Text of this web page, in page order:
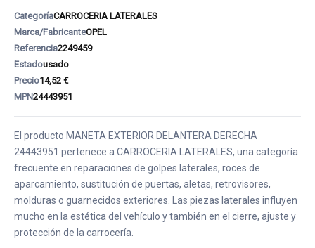
CategoríaCARROCERIA LATERALES
Marca/FabricanteOPEL
Referencia2249459
Estadousado
Precio14,52 €
MPN24443951
El producto MANETA EXTERIOR DELANTERA DERECHA
24443951 pertenece a CARROCERIA LATERALES, una categoría
frecuente en reparaciones de golpes laterales, roces de
aparcamiento, sustitución de puertas, aletas, retrovisores,
molduras o guarnecidos exteriores. Las piezas laterales influyen
mucho en la estética del vehículo y también en el cierre, ajuste y
protección de la carrocería.